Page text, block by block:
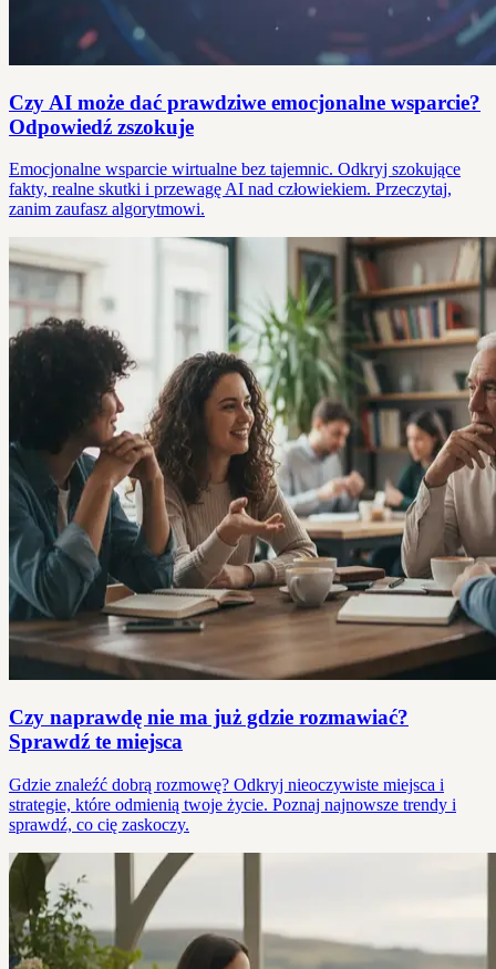
Czy AI może dać prawdziwe emocjonalne wsparcie?
Odpowiedź zszokuje
Emocjonalne wsparcie wirtualne bez tajemnic. Odkryj szokujące
fakty, realne skutki i przewagę AI nad człowiekiem. Przeczytaj,
zanim zaufasz algorytmowi.
Czy naprawdę nie ma już gdzie rozmawiać?
Sprawdź te miejsca
Gdzie znaleźć dobrą rozmowę? Odkryj nieoczywiste miejsca i
strategie, które odmienią twoje życie. Poznaj najnowsze trendy i
sprawdź, co cię zaskoczy.